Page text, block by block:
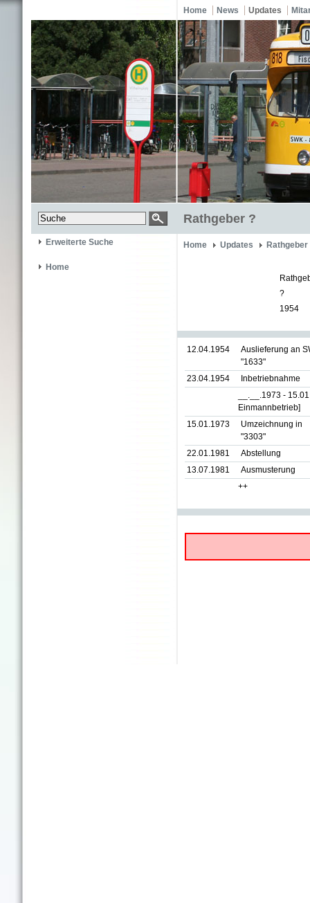
Home News Updates
Rathgeber ?
Erweiterte Suche
Home
Home Updates Rathgeber
?
1954
12.04.1954
Auslieferung an
"1633"
23.04.1954
Inbetriebnahme
__.__.1973 -
Einmannbetrieb]
15.01.1973
Umzeichnung in
"3303"
22.01.1981
Abstellung
13.07.1981
Ausmusterung
++